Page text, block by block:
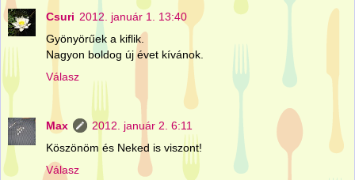
Csuri 2012. január 1. 13:40
Gyönyörűek a kiflik.
Nagyon boldog új évet kívánok.
Válasz
Max
2012. január 2. 6:11
Köszönöm és Neked is viszont!
Válasz